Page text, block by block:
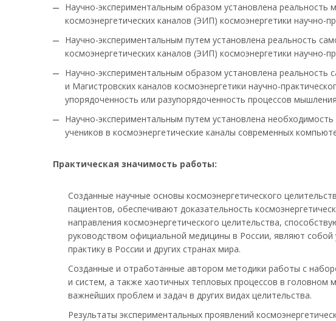
Научно-экспериментальным образом установлена
космоэнергетических каналов (ЭИП) космоэнергетики научно-
Научно-экспериментальным путем установлена реальность
космоэнергетических каналов (ЭИП) космоэнергетики научно-
Научно-экспериментальным образом установлена реальность
и Магистровских каналов космоэнергетики научно-
упорядоченность или разупорядоченность процессов
Научно-экспериментальным путем установлена
учеников в космоэнергетические каналы современных
Практическая значимость работы:
Созданные научные основы космоэнергетического
пациентов, обеспечивают доказательность
направления космоэнергетического целительства,
руководством официальной медицины в России, являют собой
практику в России и других странах мира.
Созданные и отработанные автором методики работы с
и систем, а также хаотичных тепловых процессов в головном
важнейших проблем и задач в других видах целительства.
Результаты экспериментальных проявлений